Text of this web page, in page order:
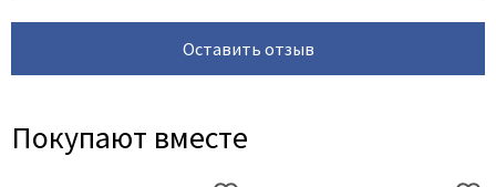
Оставить отзыв
Покупают вместе